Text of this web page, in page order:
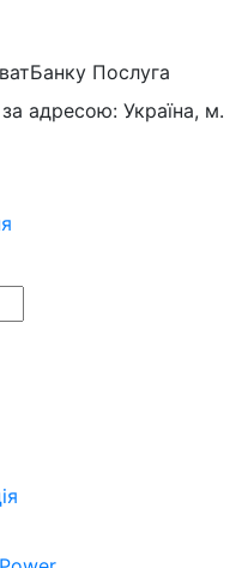
Послуга
адресою: Україна, м.